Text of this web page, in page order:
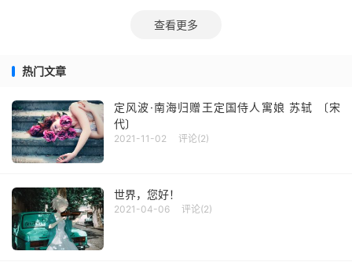
查看更多
热门文章
定风波·南海归赠王定国侍人寓娘 苏轼 〔宋
代〕
2021-11-02 评论(2)
世界，您好！
2021-04-06 评论(2)